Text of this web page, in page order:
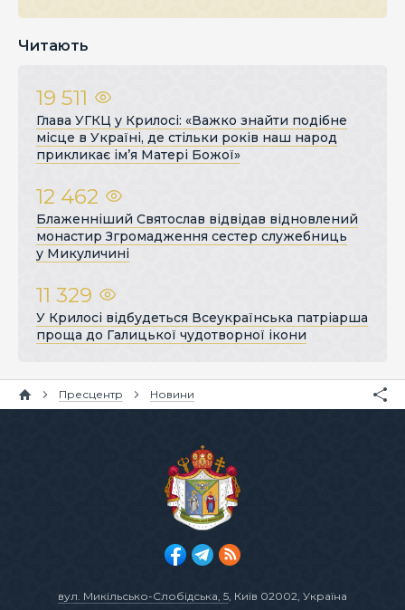
Читають
19 511
Глава УГКЦ у Крилосі: «Важко знайти подібне
місце в Україні, де стільки років наш народ
прикликає ім’я Матері Божої»
12 462
Блаженніший Святослав відвідав відновлений
монастир Згромадження сестер служебниць
у Микуличині
11 329
У Крилосі відбудеться Всеукраїнська патріарша
проща до Галицької чудотворної ікони
Пресцентр Новини
вул. Микільсько-Слобідська, 5, Київ 02002, Україна